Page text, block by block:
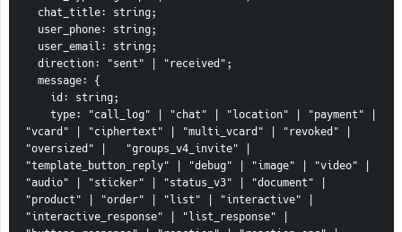
  chat_title: string;
  user_phone: string;
  user_email: string;
  direction: "sent" | "received";
  message: {
    id: string;
"vcard" | "ciphertext" | "multi_vcard" | "revoked" |
"oversized" |   "groups_v4_invite" |
"template_button_reply" | "debug" | "image" | "video" |
"audio" | "sticker" | "status_v3" | "document" |
"product" | "order" | "list" | "interactive" |
"interactive_response" | "list_response" |